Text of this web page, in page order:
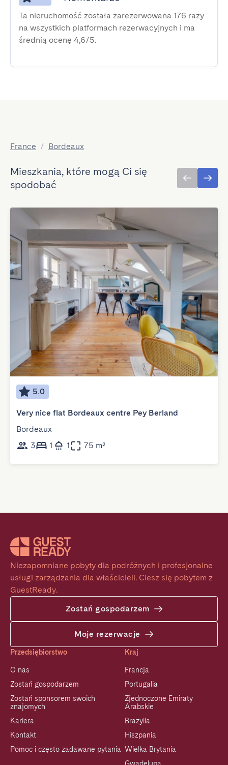
Ta nieruchomość została zarezerwowana 176 razy
na wszystkich platformach rezerwacyjnych i ma
średnią ocenę 4,6/5.
France / Bordeaux
Mieszkania, które mogą Ci się
spodobać
5.0
Very nice flat Bordeaux centre Pey Berland
Bordeaux
3
1 1 75 m²
Niezapomniane pobyty dla podróżnych i profesjonalne
usługi zarządzania dla właścicieli. Ciesz się pobytem z
GuestReady.
Zostań gospodarzem
Moje rezerwacje
Przedsiębiorstwo
O nas
Zostań gospodarzem
Zostań sponsorem swoich
znajomych
Kariera
Kontakt
Pomoc i często zadawane pytania
Kraj
Francja
Portugalia
Zjednoczone Emiraty
Arabskie
Brazylia
Hiszpania
Wielka Brytania